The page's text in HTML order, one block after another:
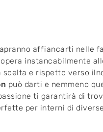
affiancarti nelle
opera instancabilmente
e rispetto verso
può darti e nemmeno
ti garantirà di
per interni di